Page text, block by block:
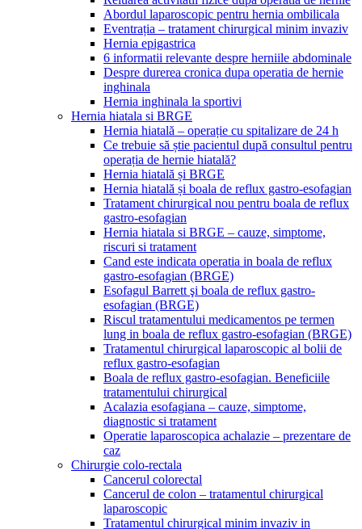
Abordul laparoscopic pentru hernia ombilicala
Eventrația – tratament chirurgical minim invaziv
Hernia epigastrica
6 informatii relevante despre herniile abdominale
Despre durerea cronica dupa operatia de hernie
inghinala
Hernia inghinala la sportivi
Hernia hiatala si BRGE
Hernia hiatală – operație cu spitalizare de 24 h
Ce trebuie să știe pacientul după consultul pentru
operația de hernie hiatală?
Hernia hiatală și BRGE
Hernia hiatală și boala de reflux gastro-esofagian
Tratament chirurgical nou pentru boala de reflux
gastro-esofagian
Hernia hiatala si BRGE – cauze, simptome,
riscuri si tratament
Cand este indicata operatia in boala de reflux
gastro-esofagian (BRGE)
Esofagul Barrett şi boala de reflux gastro-
esofagian (BRGE)
Riscul tratamentului medicamentos pe termen
lung in boala de reflux gastro-esofagian (BRGE)
Tratamentul chirurgical laparoscopic al bolii de
reflux gastro-esofagian
Boala de reflux gastro-esofagian. Beneficiile
tratamentului chirurgical
Acalazia esofagiana – cauze, simptome,
diagnostic si tratament
Operatie laparoscopica achalazie – prezentare de
caz
Chirurgie colo-rectala
Cancerul colorectal
Cancerul de colon – tratamentul chirurgical
laparoscopic
Tratamentul chirurgical minim invaziv in